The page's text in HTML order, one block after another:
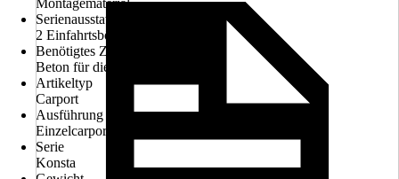
Montagematerial
Serienausstattung
2 Einfahrtsbögen
Benötigtes Zubehör
Beton für die Fundamente
Artikeltyp
Carport
Ausführung
Einzelcarport
Serie
Konsta